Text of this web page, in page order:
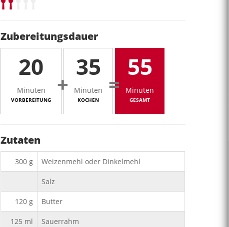
Zubereitungsdauer
20
Minuten
VORBEREITUNG
+
35
Minuten
KOCHEN
=
55
Minuten
GESAMT
Zutaten
300 g Weizenmehl oder Dinkelmehl
Salz
120 g Butter
125 ml Sauerrahm